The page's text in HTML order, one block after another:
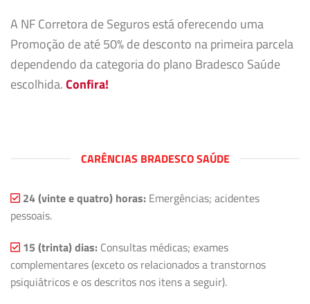
A NF Corretora de Seguros está oferecendo uma
Promoção de até 50% de desconto na primeira parcela
dependendo da categoria do plano Bradesco Saúde
escolhida.Confira!
CARÊNCIAS BRADESCO SAÚDE
24 (vinte e quatro) horas: Emergências; acidentes
pessoais.
15 (trinta) dias: Consultas médicas; exames
complementares (exceto os relacionados a transtornos
psiquiátricos e os descritos nos itens a seguir).